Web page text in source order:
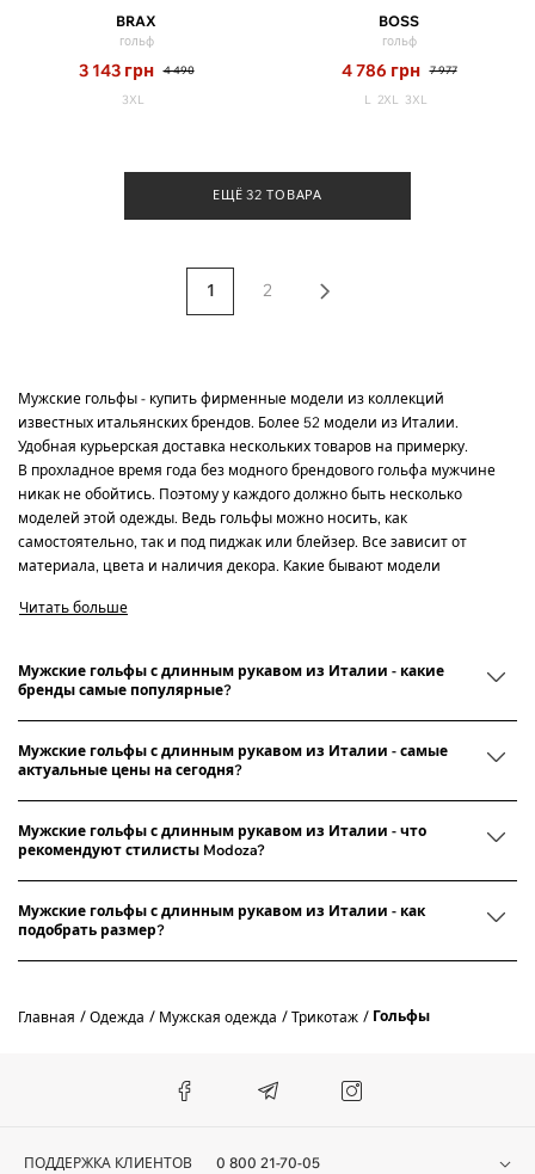
BRAX
гольф
3 143 грн 4 490
3XL
BOSS
гольф
4 786 грн 7 977
L 2XL 3XL
ЕЩЁ 32 ТОВАРА
1 2
Мужские гольфы - купить фирменные модели из коллекций
известных итальянских брендов. Более 52 модели из Италии.
Удобная курьерская доставка нескольких товаров на примерку.
В прохладное время года без модного брендового гольфа мужчине
никак не обойтись. Поэтому у каждого должно быть несколько
моделей этой одежды. Ведь гольфы можно носить, как
самостоятельно, так и под пиджак или блейзер. Все зависит от
материала, цвета и наличия декора. Какие бывают модели
Modoza? Запоминайте…
Брендовые мужские гольфы – уместная основа вашего образа
однотонные – такие модели смотрятся великолепно, они могут
стать основой любого образа, поэтому у каждого мужчины
должна быть хотя бы одна водолазка нейтрального базового
цвета;
с декором – перед может быть украшен ромбами, полоской или
другим модным принтом;
теплый – это шерстяные или кашемировые модели, в такой
приятной к телу, такую водолазку можно одеть даже
прохладным летним вечером.
Как выбрать брендовый мужской гольф
Читать больше
Мужские гольфы с длинным рукавом из Италии - какие
бренды самые популярные?
Мужские гольфы с длинным рукавом из Италии - самые
актуальные цены на сегодня?
Мужские гольфы с длинным рукавом из Италии - что
рекомендуют стилисты Modoza?
Мужские гольфы с длинным рукавом из Италии - как
подобрать размер?
Главная Одежда Мужская одежда Трикотаж Гольфы
ПОДДЕРЖКА КЛИЕНТОВ 0 800 21-70-05